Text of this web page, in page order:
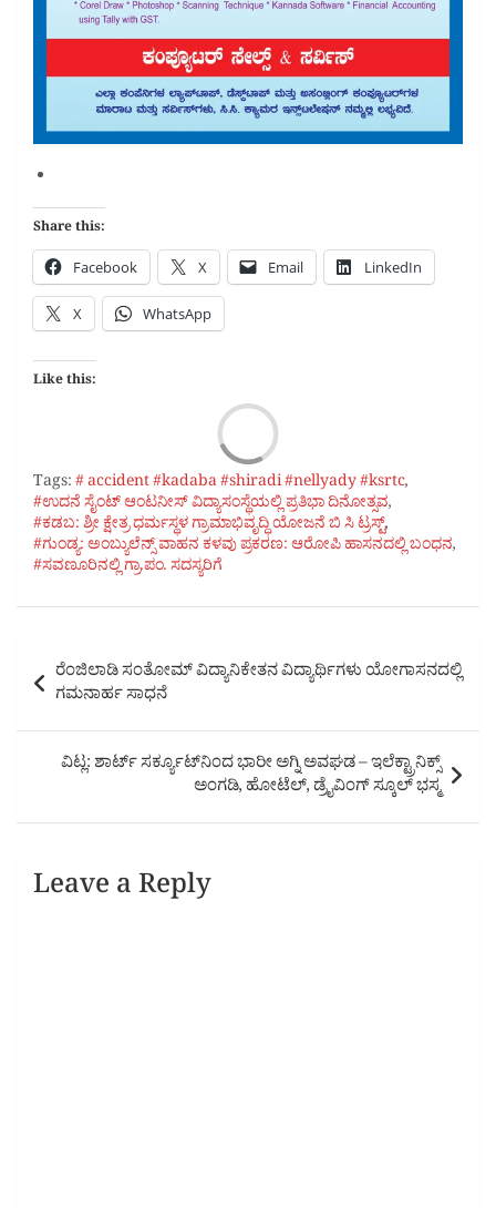
Share this:
Facebook X Email LinkedIn
X WhatsApp
Like this:
Tags:# accident #kadaba #shiradi #nellyady #ksrtc,
#ಉದನೆ ಸೈಂಟ್ ಆಂಟನೀಸ್‌ ವಿದ್ಯಾಸಂಸ್ಥೆಯಲ್ಲಿ ಪ್ರತಿಭಾ ದಿನೋತ್ಸವ,
#ಕಡಬ: ಶ್ರೀ ಕ್ಷೇತ್ರ ಧರ್ಮಸ್ಥಳ ಗ್ರಾಮಾಭಿವೃದ್ಧಿ ಯೋಜನೆ ಬಿ ಸಿ ಟ್ರಸ್ಟ್‌,
#ಗುಂಡ್ಯ: ಅಂಬ್ಯುಲೆನ್ಸ್ ವಾಹನ ಕಳವು ಪ್ರಕರಣ: ಆರೋಪಿ ಹಾಸನದಲ್ಲಿ ಬಂಧನ,
#ಸವಣೂರಿನಲ್ಲಿ ಗ್ರಾ.ಪಂ. ಸದಸ್ಯರಿಗೆ
Post
navigation
ರೆಂಜಿಲಾಡಿ ಸಂತೋಮ್ ವಿದ್ಯಾನಿಕೇತನ ವಿದ್ಯಾರ್ಥಿಗಳು ಯೋಗಾಸನದಲ್ಲಿ
ಗಮನಾರ್ಹ ಸಾಧನೆ
ವಿಟ್ಲ: ಶಾರ್ಟ್ ಸರ್ಕ್ಯೂಟ್‌ನಿಂದ ಭಾರೀ ಅಗ್ನಿ ಅವಘಡ – ಇಲೆಕ್ಟ್ರಾನಿಕ್ಸ್
ಅಂಗಡಿ, ಹೋಟೆಲ್, ಡ್ರೈವಿಂಗ್ ಸ್ಕೂಲ್ ಭಸ್ಮ
Leave a Reply